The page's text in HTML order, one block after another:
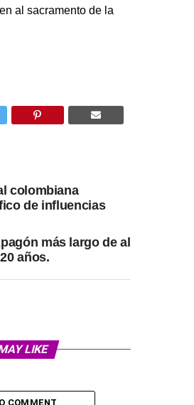
al sacramento de la
colombiana
de influencias
más largo de al
años.
LIKE
COMMENT